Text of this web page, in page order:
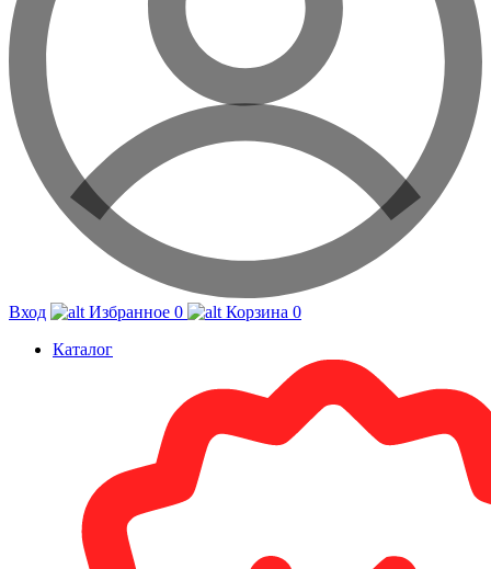
Вход Избранное 0 Корзина 0
Каталог